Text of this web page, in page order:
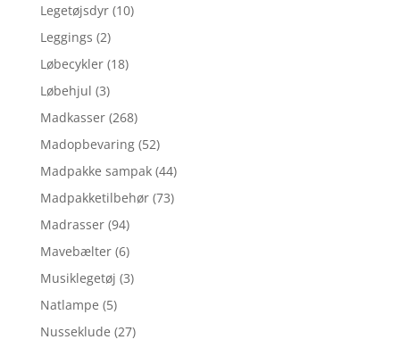
Legetøjsdyr (10)
Leggings (2)
Løbecykler (18)
Løbehjul (3)
Madkasser (268)
Madopbevaring (52)
Madpakke sampak (44)
Madpakketilbehør (73)
Madrasser (94)
Mavebælter (6)
Musiklegetøj (3)
Natlampe (5)
Nusseklude (27)